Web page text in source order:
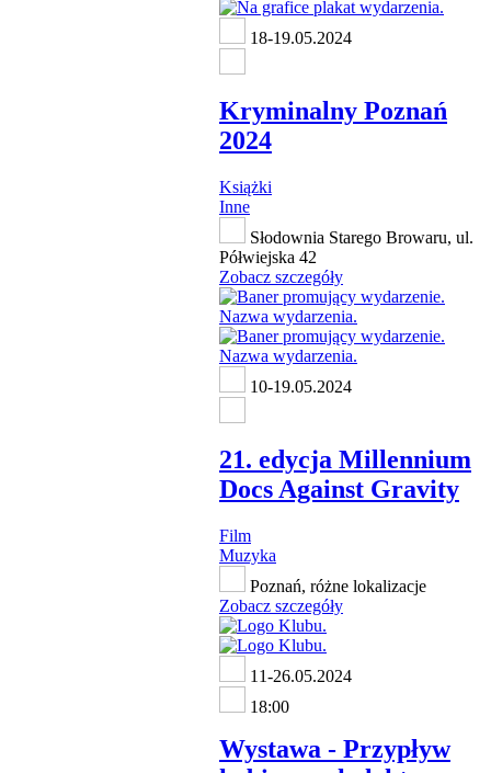
18-19.05.2024
Kryminalny Poznań
2024
Książki
Inne
Słodownia Starego Browaru, ul.
Półwiejska 42
Zobacz szczegóły
10-19.05.2024
21. edycja Millennium
Docs Against Gravity
Film
Muzyka
Poznań, różne lokalizacje
Zobacz szczegóły
11-26.05.2024
18:00
Wystawa - Przypływ